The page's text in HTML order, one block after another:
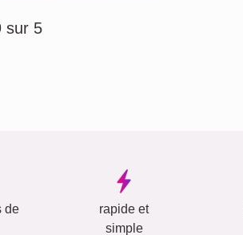
sur 5
de
rapide et
simple